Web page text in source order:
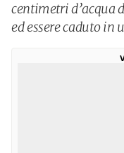
centimetri d’acqua
ed essere caduto in